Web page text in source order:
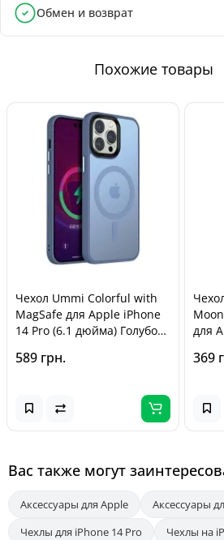
Почтоматы Новой Почты - от 100
Обмен и возврат
момента покупки, в соответствии с
защите прав потребителей».
Похожие товары
Чехол Ummi Colorful with
MagSafe для Apple iPhone
14 Pro (6.1 дюйма) Голубой
589 грн.
для
369
Вас также могут
Аксессуары для Apple
Аксессуары
Чехлы для iPhone 14 Pro
Чехлы на